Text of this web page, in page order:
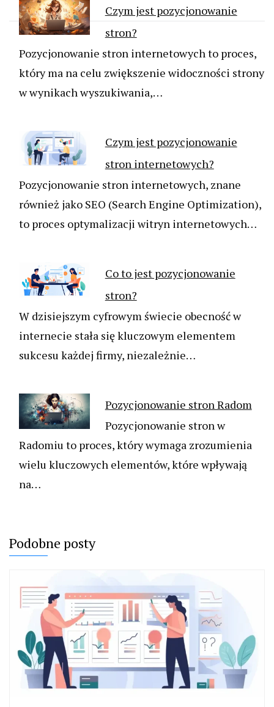
Czym jest pozycjonowanie
stron?
Pozycjonowanie stron internetowych to proces,
który ma na celu zwiększenie widoczności strony
w wynikach wyszukiwania,…
Czym jest pozycjonowanie
stron internetowych?
Pozycjonowanie stron internetowych, znane
również jako SEO (Search Engine Optimization),
to proces optymalizacji witryn internetowych…
Co to jest pozycjonowanie
stron?
W dzisiejszym cyfrowym świecie obecność w
internecie stała się kluczowym elementem
sukcesu każdej firmy, niezależnie…
Pozycjonowanie stron Radom
Pozycjonowanie stron w
Radomiu to proces, który wymaga zrozumienia
wielu kluczowych elementów, które wpływają
na…
Podobne posty